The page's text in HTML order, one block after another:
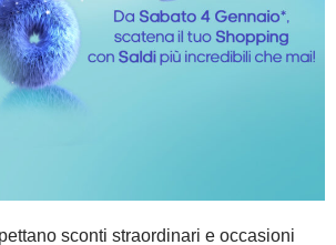
sconti straordinari e occasioni